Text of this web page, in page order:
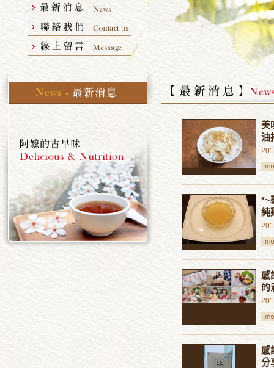
美
油
*~
純
感
的
感
分